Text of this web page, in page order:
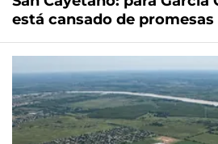
está cansado de